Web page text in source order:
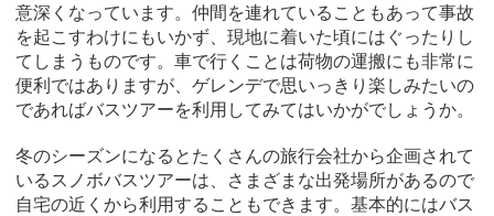
意深くなっています。仲間を連れていることもあって事故
を起こすわけにもいかず、現地に着いた頃にはぐったりし
てしまうものです。車で行くことは荷物の運搬にも非常に
便利ではありますが、ゲレンデで思いっきり楽しみたいの
であればバスツアーを利用してみてはいかがでしょうか。
冬のシーズンになるとたくさんの旅行会社から企画されて
いるスノボバスツアーは、さまざまな出発場所があるので
自宅の近くから利用することもできます。基本的にはバス